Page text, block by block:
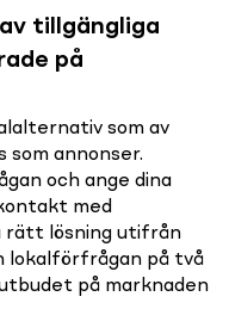
tillgängliga
på
som av
som annonser.
och ange dina
med
rätt lösning utifrån
lokalförfrågan på två
på marknaden